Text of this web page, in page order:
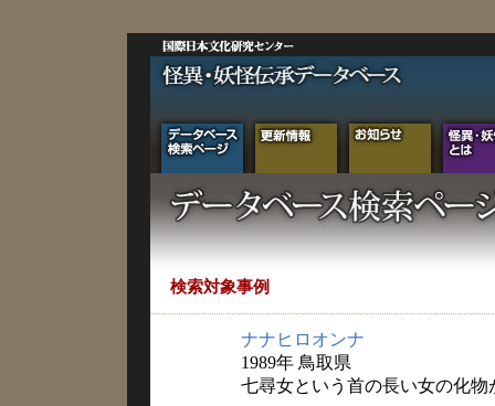
検索対象事例
ナナヒロオンナ
1989年 鳥取県
七尋女という首の長い女の化物